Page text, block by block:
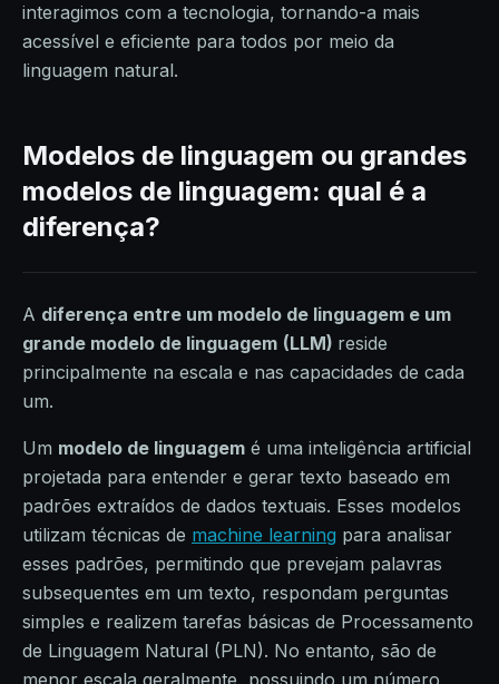
interagimos com a tecnologia, tornando-a mais
acessível e eficiente para todos por meio da
linguagem natural.
Modelos de linguagem ou grandes
modelos de linguagem: qual é a
diferença?
A diferença entre um modelo de linguagem e um
grande modelo de linguagem (LLM) reside
principalmente na escala e nas capacidades de cada
um.
Um modelo de linguagem é uma inteligência artificial
projetada para entender e gerar texto baseado em
padrões extraídos de dados textuais. Esses modelos
utilizam técnicas de machine learning para analisar
esses padrões, permitindo que prevejam palavras
subsequentes em um texto, respondam perguntas
simples e realizem tarefas básicas de Processamento
de Linguagem Natural (PLN). No entanto, são de
menor escala geralmente, possuindo um número